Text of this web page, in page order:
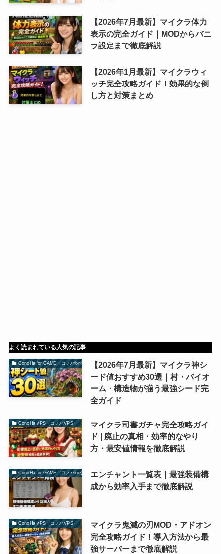
【2026年7月最新】マイクラ体力
表示の完全ガイド｜MODからバニ
ラ設定まで徹底解説
【2026年1月最新】マイクラウィ
ッチ完全攻略ガイド！効果的な倒
し方と対策まとめ
よく読まれている人気の記事
ConoHa for GAME（コノハforゲーム）【2026年7月最新】マイクラ神シ
ード値おすすめ30選｜村・バイオ
ーム・構造物が揃う最強シード完
全ガイド
ConoHa VPS（コノハVPS）
マイクラ司書ガチャ完全攻略ガイ
ド | 廃止の真相・効率的なやり
方・最安値情報を徹底解説
ConoHa for GAME（コノハforゲーム）エンチャント一覧表｜最強装備構
成から効率入手まで徹底解説
ConoHa VPS（コノハVPS）
マイクラ鬼滅の刃MOD・アドオン
完全攻略ガイド！導入方法から最
強サーバーまで徹底解説